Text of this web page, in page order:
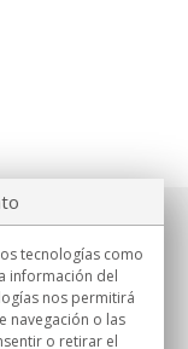
tecnologías como
información del
nos permitirá
navegación o las
o retirar el